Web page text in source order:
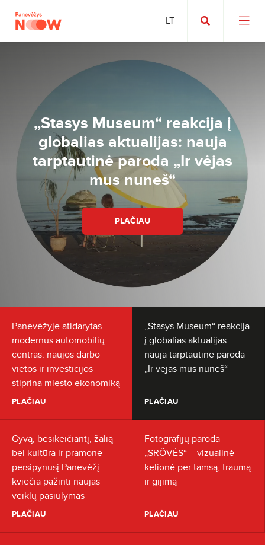
„Stasys Museum“ reakcija į
globalias aktualijas: nauja
tarptautinė paroda „Ir vėjas
mus nuneš“
PLAČIAU
Panevėžyje atidarytas
modernus automobilių
centras: naujos darbo
vietos ir investicijos
stiprina miesto ekonomiką
PLAČIAU
„Stasys Museum“ reakcija
į globalias aktualijas:
nauja tarptautinė paroda
„Ir vėjas mus nuneš“
PLAČIAU
Gyvą, besikeičiantį, žalią
bei kultūra ir pramone
persipynusį Panevėžį
kviečia pažinti naujas
veiklų pasiūlymas
PLAČIAU
Fotografijų paroda
„SRÕVĖS“ – vizualinė
kelionė per tamsą, traumą
ir gijimą
PLAČIAU